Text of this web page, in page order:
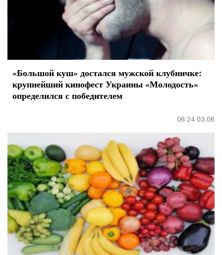
«Большой куш» достался мужской клубничке:
крупнейший кинофест Украины «Молодость»
определился с победителем
06:24 03.06